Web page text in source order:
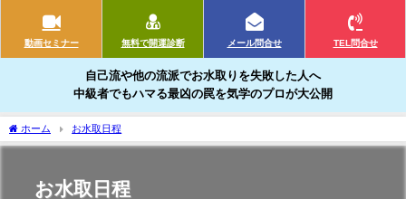
動画セミナー 無料で開運診断 メール問合せ TEL問合せ
自己流や他の流派でお水取りを失敗した人へ
中級者でもハマる最凶の罠を気学のプロが大公開
ホーム お水取日程
お水取日程